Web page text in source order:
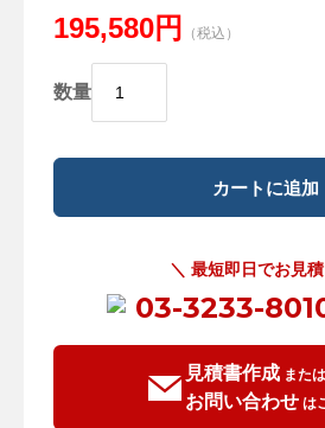
195,580円 （税込）
数量
＼ 最短即日でお見
03-3233-
見積書作成または
お問い合わせは